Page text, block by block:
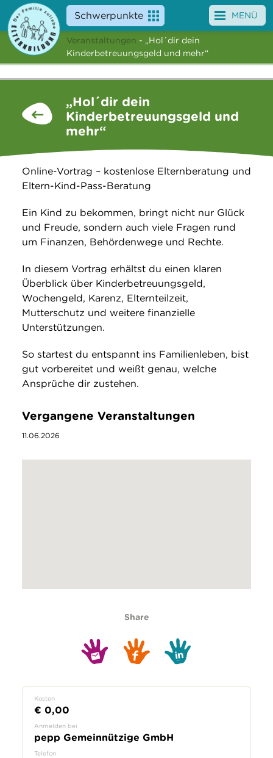
Schwerpunkte
Angebote
News
Suche
MENÜ
Veranstaltungen - „Hol´dir dein
Kinderbetreuungsgeld und mehr“
„Hol´dir dein
Kinderbetreuungsgeld und
mehr“
Online-Vortrag – kostenlose Elternberatung und
Eltern-Kind-Pass-Beratung
Ein Kind zu bekommen, bringt nicht nur Glück
und Freude, sondern auch viele Fragen rund
um Finanzen, Behördenwege und Rechte.
In diesem Vortrag erhältst du einen klaren
Überblick über Kinderbetreuungsgeld,
Wochengeld, Karenz, Elternteilzeit,
Mutterschutz und weitere finanzielle
Unterstützungen.
So startest du entspannt ins Familienleben, bist
gut vorbereitet und weißt genau, welche
Ansprüche dir zustehen.
Vergangene Veranstaltungen
11.06.2026
Share
Kosten
€ 0,00
Anmelden bei
pepp Gemeinnützige GmbH
Telefon